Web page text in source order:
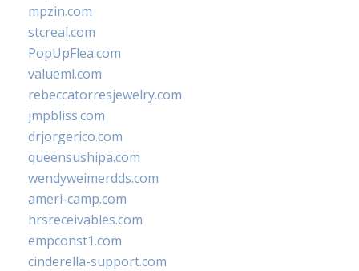
mpzin.com
stcreal.com
PopUpFlea.com
valueml.com
rebeccatorresjewelry.com
jmpbliss.com
drjorgerico.com
queensushipa.com
wendyweimerdds.com
ameri-camp.com
hrsreceivables.com
empconst1.com
cinderella-support.com